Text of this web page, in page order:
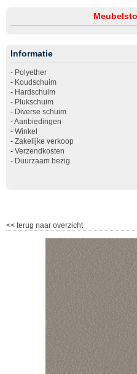
Informatie
- Polyether
- Koudschuim
- Hardschuim
- Plukschuim
- Diverse schuim
-Aanbiedingen
- Winkel
- Zakelijke verkoop
- Verzendkosten
- Duurzaam bezig
<< terug naar overzicht